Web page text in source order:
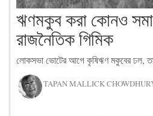
ঋণমকুব করা কোনও
রাজনৈতিক গিমিক
লোকসভা ভোটের আগে কৃষিঋণ মকুবের ঢল,
TAPAN MALLICK